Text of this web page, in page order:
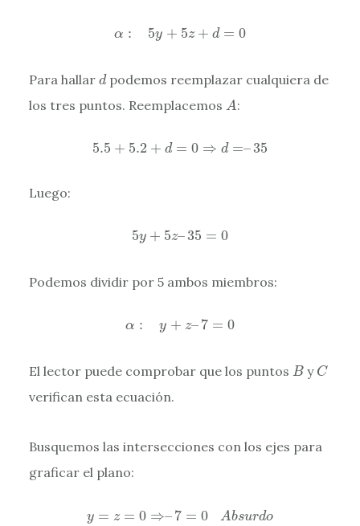
α : 5y + 5z + d = 0
:5y + z+ d 0
Para hallar d
dpodemos reemplazar cualquiera de
los tres puntos. Reemplacemos A
A :
5.5 + 5.2 + d = 0 ⇒ d =–35
5.5+ 5.2 +d =0⇒d= – 35
Luego:
5y + 5z–35 = 0
5 y 5z 35 =0
Podemos dividir por 5 ambos miembros:
α : y + z– 7 = 0
y z –7 =0
El lector puede comprobar que los puntos B
By C
C
verifican esta ecuación.
Busquemos las intersecciones con los ejes para
graficar el plano:
y = z = 0 ⇒–7 = 0 Absurdo
y= =0 ⇒ 7= Ab urdo